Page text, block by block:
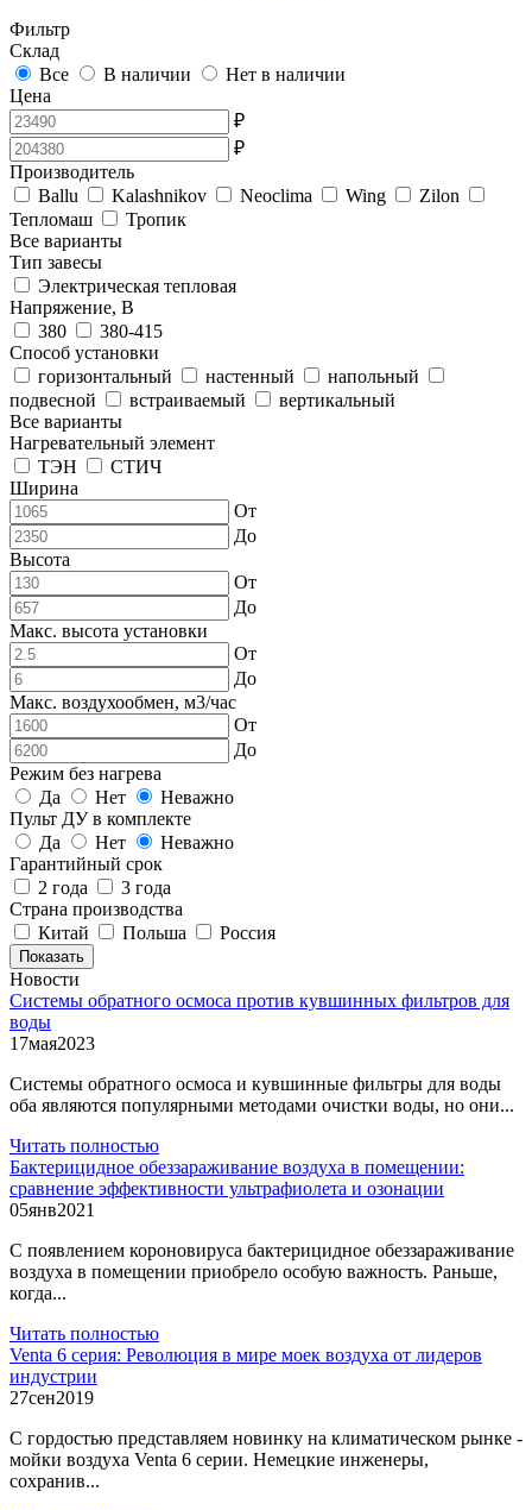
Фильтр
Склад
Все
В наличии
Нет в наличии
Цена
₽
₽
Производитель
Ballu
Kalashnikov Neoclima Wing
Zilon
Тепломаш
Тропик
Все варианты
Тип завесы
Электрическая тепловая
Напряжение, В
380
380-415
Способ установки
горизонтальный
настенный
напольный
подвесной
встраиваемый
вертикальный
Все варианты
Нагревательный элемент
ТЭН
СТИЧ
Ширина
От
До
Высота
От
До
Макс. высота установки
От
До
Макс. воздухообмен, м3/час
От
До
Режим без нагрева
Да
Нет
Неважно
Пульт ДУ в комплекте
Да
Нет
Неважно
Гарантийный срок
2 года
3 года
Страна производства
Китай
Польша Россия
Показать
Новости
Системы обратного осмоса против кувшинных фильтров для
воды
17мая2023
Системы обратного осмоса и кувшинные фильтры для воды
оба являются популярными методами очистки воды, но они...
Читать полностью
Бактерицидное обеззараживание воздуха в помещении:
сравнение эффективности ультрафиолета и озонации
05янв2021
С появлением короновируса бактерицидное обеззараживание
воздуха в помещении приобрело особую важность. Раньше,
когда...
Читать полностью
Venta 6 серия: Революция в мире моек воздуха от лидеров
индустрии
27сен2019
С гордостью представляем новинку на климатическом рынке -
мойки воздуха Venta 6 серии. Немецкие инженеры,
сохранив...